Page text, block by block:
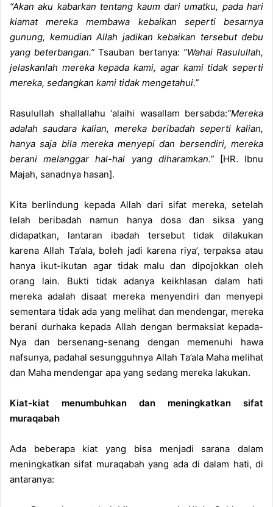
“Akan aku kabarkan tentang kaum dari umatku, pada hari
kiamat mereka membawa kebaikan seperti besarnya
gunung, kemudian Allah jadikan kebaikan tersebut debu
yang beterbangan.” Tsauban bertanya: ”Wahai Rasulullah,
jelaskanlah mereka kepada kami, agar kami tidak seperti
mereka, sedangkan kami tidak mengetahui.”
Rasulullah shallallahu ‘alaihi wasallam bersabda:“Mereka
adalah saudara kalian, mereka beribadah seperti kalian,
hanya saja bila mereka menyepi dan bersendiri, mereka
berani melanggar hal-hal yang diharamkan.”[HR. Ibnu
Majah, sanadnya hasan].
Kita berlindung kepada Allah dari sifat mereka, setelah
lelah beribadah namun hanya dosa dan siksa yang
didapatkan, lantaran ibadah tersebut tidak dilakukan
karena Allah Ta’ala, boleh jadi karena riya’, terpaksa atau
hanya ikut-ikutan agar tidak malu dan dipojokkan oleh
orang lain. Bukti tidak adanya keikhlasan dalam hati
mereka adalah disaat mereka menyendiri dan menyepi
sementara tidak ada yang melihat dan mendengar, mereka
berani durhaka kepada Allah dengan bermaksiat kepada-
Nya dan bersenang-senang dengan memenuhi hawa
nafsunya, padahal sesungguhnya Allah Ta’ala Maha melihat
dan Maha mendengar apa yang sedang mereka lakukan.
Kiat-kiat menumbuhkan dan meningkatkan sifat
muraqabah
Ada beberapa kiat yang bisa menjadi sarana dalam
meningkatkan sifat muraqabah yang ada di dalam hati, di
antaranya: